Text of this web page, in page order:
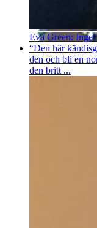
Eva Green:
“Den här
den och bli en
den britt ...